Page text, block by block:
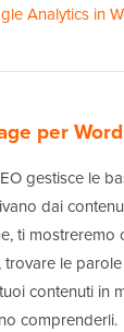
Analytics in
per
gestisce le
dai
ti mostreremo
le
contenuti in
comprenderli.